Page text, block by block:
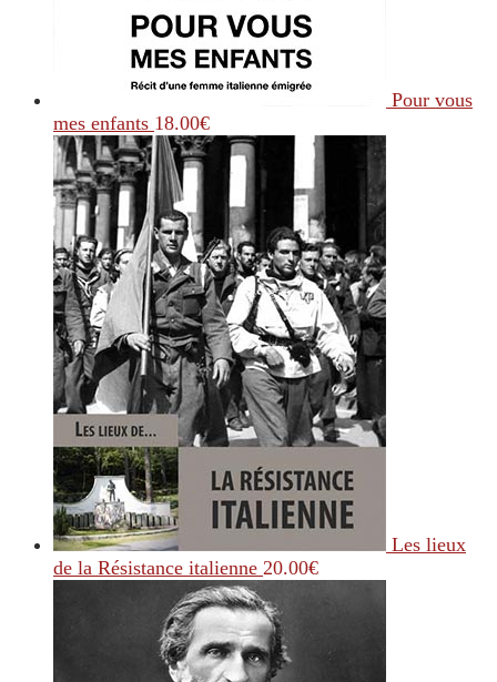
Pour vous
mes enfants 18.00€
Les lieux
de la Résistance italienne 20.00€